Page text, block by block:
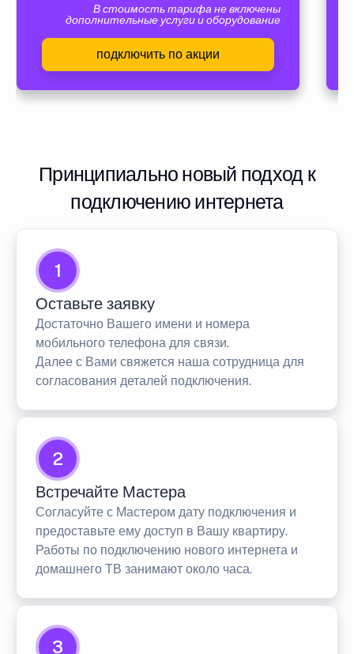
В стоимость тарифа не включены
дополнительные услуги и оборудование
подключить по акции
Принципиально новый подход к
подключению интернета
1
Оставьте заявку
Достаточно Вашего имени и номера
мобильного телефона для связи.
Далее с Вами свяжется наша сотрудница для
согласования деталей подключения.
2
Встречайте Мастера
Согласуйте с Мастером дату подключения и
предоставьте ему доступ в Вашу квартиру.
Работы по подключению нового интернета и
домашнего ТВ занимают около часа.
3